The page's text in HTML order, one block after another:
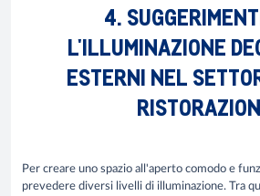
4.
L'ILLUMINAZIONE
ESTERNI NEL
Per creare uno spazio all'aperto comodo e
prevedere diversi livelli di illuminazione. Tra